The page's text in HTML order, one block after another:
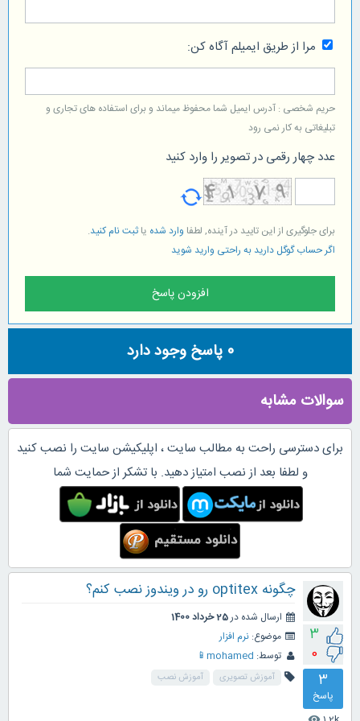
مرا از طریق ایمیلم آگاه کن:
حریم شخصی : آدرس ایمیل شما محفوظ میماند و برای استفاده های تجاری و
تبلیغاتی به کار نمی رود
عدد چهار رقمی در تصویر را وارد کنید
برای جلوگیری از این تایید در آینده, لطفا وارد شده یاثبت نام کنید.
اگر حساب گوگل دارید به راحتی وارید شوید
0 پاسخ وجود دارد
سوالات مشابه
برای دسترسی راحت به مطالب سایت ، اپلیکیشن سایت را نصب کنید
و لطفا بعد از نصب امتیاز دهید. با تشکر از حمایت شما
3
0
3
پاسخ
چگونه optitex رو در ویندوز نصب کنم؟
ارسال شده در25 خرداد 1400
موضوع: نرم افزار
توسط: mohamed📱
آموزش تصویری آموزش نصب